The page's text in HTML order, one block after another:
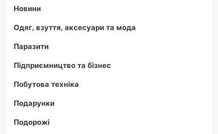
Новини
Одяг, взуття, аксесуари та мода
Паразити
Підприємництво та бізнес
Побутова техніка
Подарунки
Подорожі